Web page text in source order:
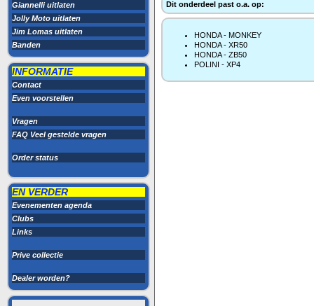
Giannelli uitlaten
Jolly Moto uitlaten
Jim Lomas uitlaten
Banden
INFORMATIE
Contact
Even voorstellen
Vragen
FAQ Veel gestelde vragen
Order status
EN VERDER
Evenementen agenda
Clubs
Links
Prive collectie
Dealer worden?
Dit onderdeel past o.a. op:
HONDA - MONKEY
HONDA - XR50
HONDA - ZB50
POLINI - XP4